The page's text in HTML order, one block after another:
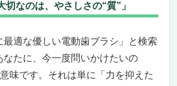
切なのは、やさしさの“質”」
最適な優しい電動歯ブラシ」と検索
なたに、今一度問いかけたいの
味です。それは単に「力を抑えた